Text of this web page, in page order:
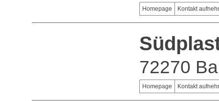
Homepage Kontakt
72270
Homepage Kontakt